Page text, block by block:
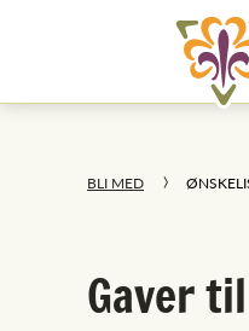
BLI MED
Gaver